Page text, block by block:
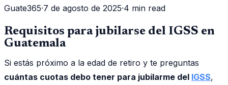
Guate365·7 de agosto de 2025·4 min read
Requisitos para jubilarse del IGSS en
Guatemala
Si estás próximo a la edad de retiro y te preguntas
cuántas cuotas debo tener para jubilarme del IGSS,